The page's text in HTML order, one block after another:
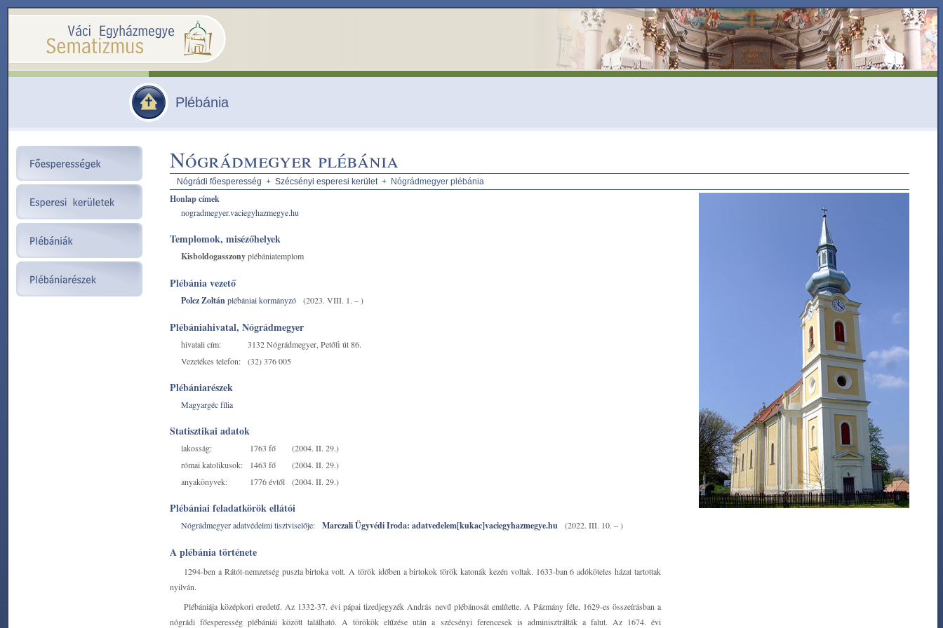
Plébánia
Nógrádmegyer plébánia
Nógrádi főesperesség + Szécsényi esperesi kerület+ Nógrádmegyer plébánia
Honlap címek
nogradmegyer.vaciegyhazmegye.hu
Templomok, misézőhelyek
Kisboldogasszonyplébániatemplom
Plébánia vezető
Polcz Zoltánplébániai kormányzó (2023. VIII. 1. – )
Plébániahivatal, Nógrádmegyer
hivatali cím:
3132 Nógrádmegyer, Petőfi út 86.
Vezetékes telefon:
(32) 376 005
Plébániarészek
Magyargéc fília
Statisztikai adatok
lakosság: 1763 fő
(2004. II. 29.)
római katolikusok:
1463 fő
(2004. II. 29.)
anyakönyvek:
1776 évtől (2004. II. 29.)
Plébániai feladatkörök ellátói
Nógrádmegyer adatvédelmi tisztviselője: Marczali Ügyvédi Iroda: adatvedelem[kukac]vaciegyhazmegye.hu (2022. III. 10. – )
A plébánia története
1294-ben a Rátót-nemzetség puszta birtoka volt. A török időben a birtokok török katonák kezén voltak. 1633-ban 6 adóköteles házat tartottak
nyilván.
Plébániája középkori eredetű. Az 1332-37. évi pápai tizedjegyzék András nevű plébánosát említette. A Pázmány féle, 1629-es összeírásban a
nógrádi főesperesség plébániái között található. A törökök elűzése után a szécsényi ferencesek is adminisztrálták a falut. Az 1674. évi